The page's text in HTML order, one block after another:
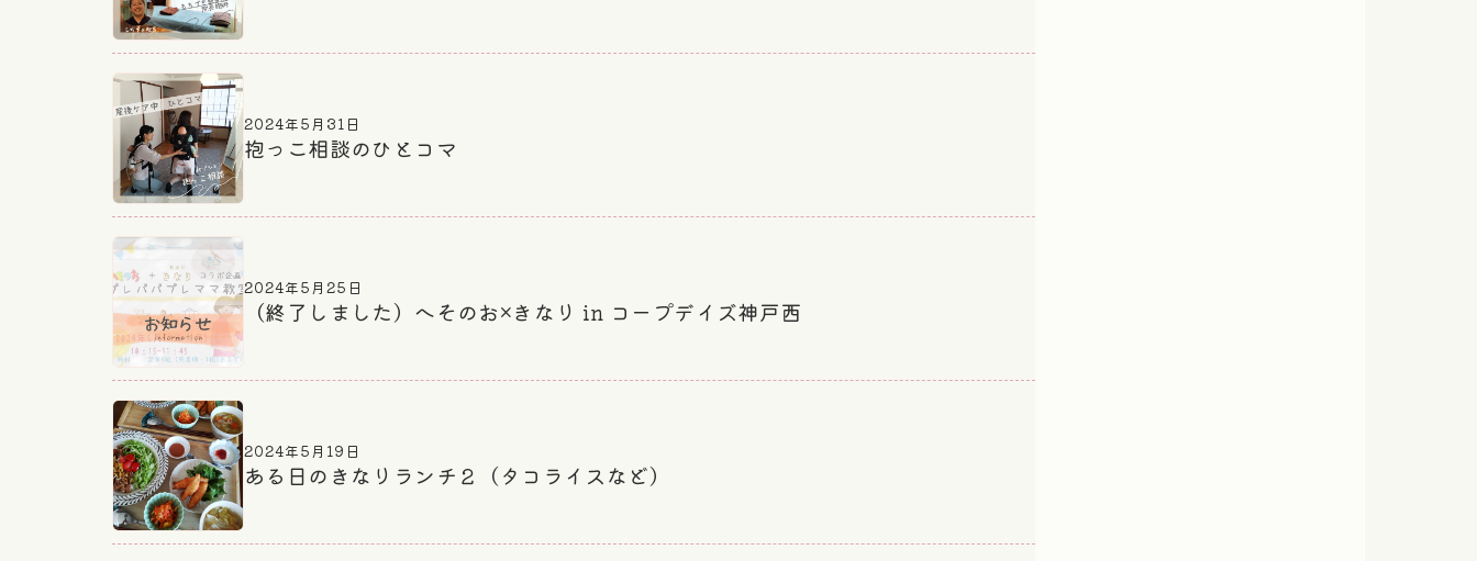
2024年5月31日
抱っこ相談のひとコマ
2024年5月25日
（終了しました）へそのお×きなり in コープデイズ神戸西
2024年5月19日
ある日のきなりランチ２（タコライスなど）